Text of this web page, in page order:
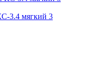
3.4 мягкий 3